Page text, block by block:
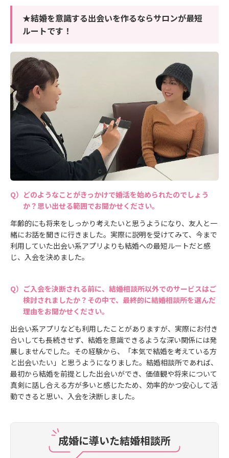
★結婚を意識する出会いを作るならサロンが最短
ルートです！
どのようなことがきっかけで婚活を始められたのでしょう
か？思い出せる範囲でお聞かせください。
年齢的にも将来をしっかり考えたいと思うようになり、友人と一
緒にお話を聞きに行きました。実際に説明を受けてみて、今まで
利用していた出会い系アプリよりも結婚への最短ルートだと感
じ、入会を決めました。
ご入会を決断される前に、結婚相談所以外でのサービスはご
検討されましたか？その中で、最終的に結婚相談所を選んだ
理由をお聞かせください。
出会い系アプリなども利用したことがありますが、実際にお付き
合いしても長続きせず、結婚を意識できるような深い関係には発
展しませんでした。その経験から、「本気で結婚を考えている方
と出会いたい」と思うようになりました。結婚相談所であれば、
最初から結婚を前提とした出会いができ、価値観や将来について
真剣に話し合える方が多いと感じたため、効率的かつ安心して活
動できると思い、入会を決断しました。
成婚に導いた結婚相談所